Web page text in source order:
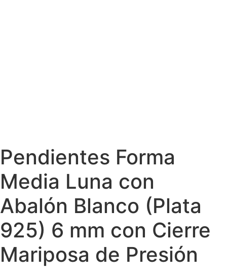
Pendientes Forma
Media Luna con
Abalón Blanco (Plata
925) 6 mm con Cierre
Mariposa de Presión